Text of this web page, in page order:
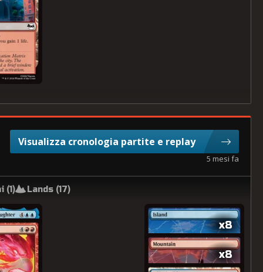
Visualizza cronologia partite e replay
5 mesi fa
(1) Lands (17)
x8
x8